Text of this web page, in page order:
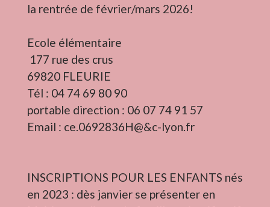
la rentrée de février/mars 2026!
Ecole élémentaire
177 rue des crus
69820 FLEURIE
Tél : 04 74 69 80 90
​​​​​​​portable direction : 06 07 74 91 57
Email : ce.0692836H@&c-lyon.fr
INSCRIPTIONS POUR LES ENFANTS nés
en 2023 : dès janvier se présenter en